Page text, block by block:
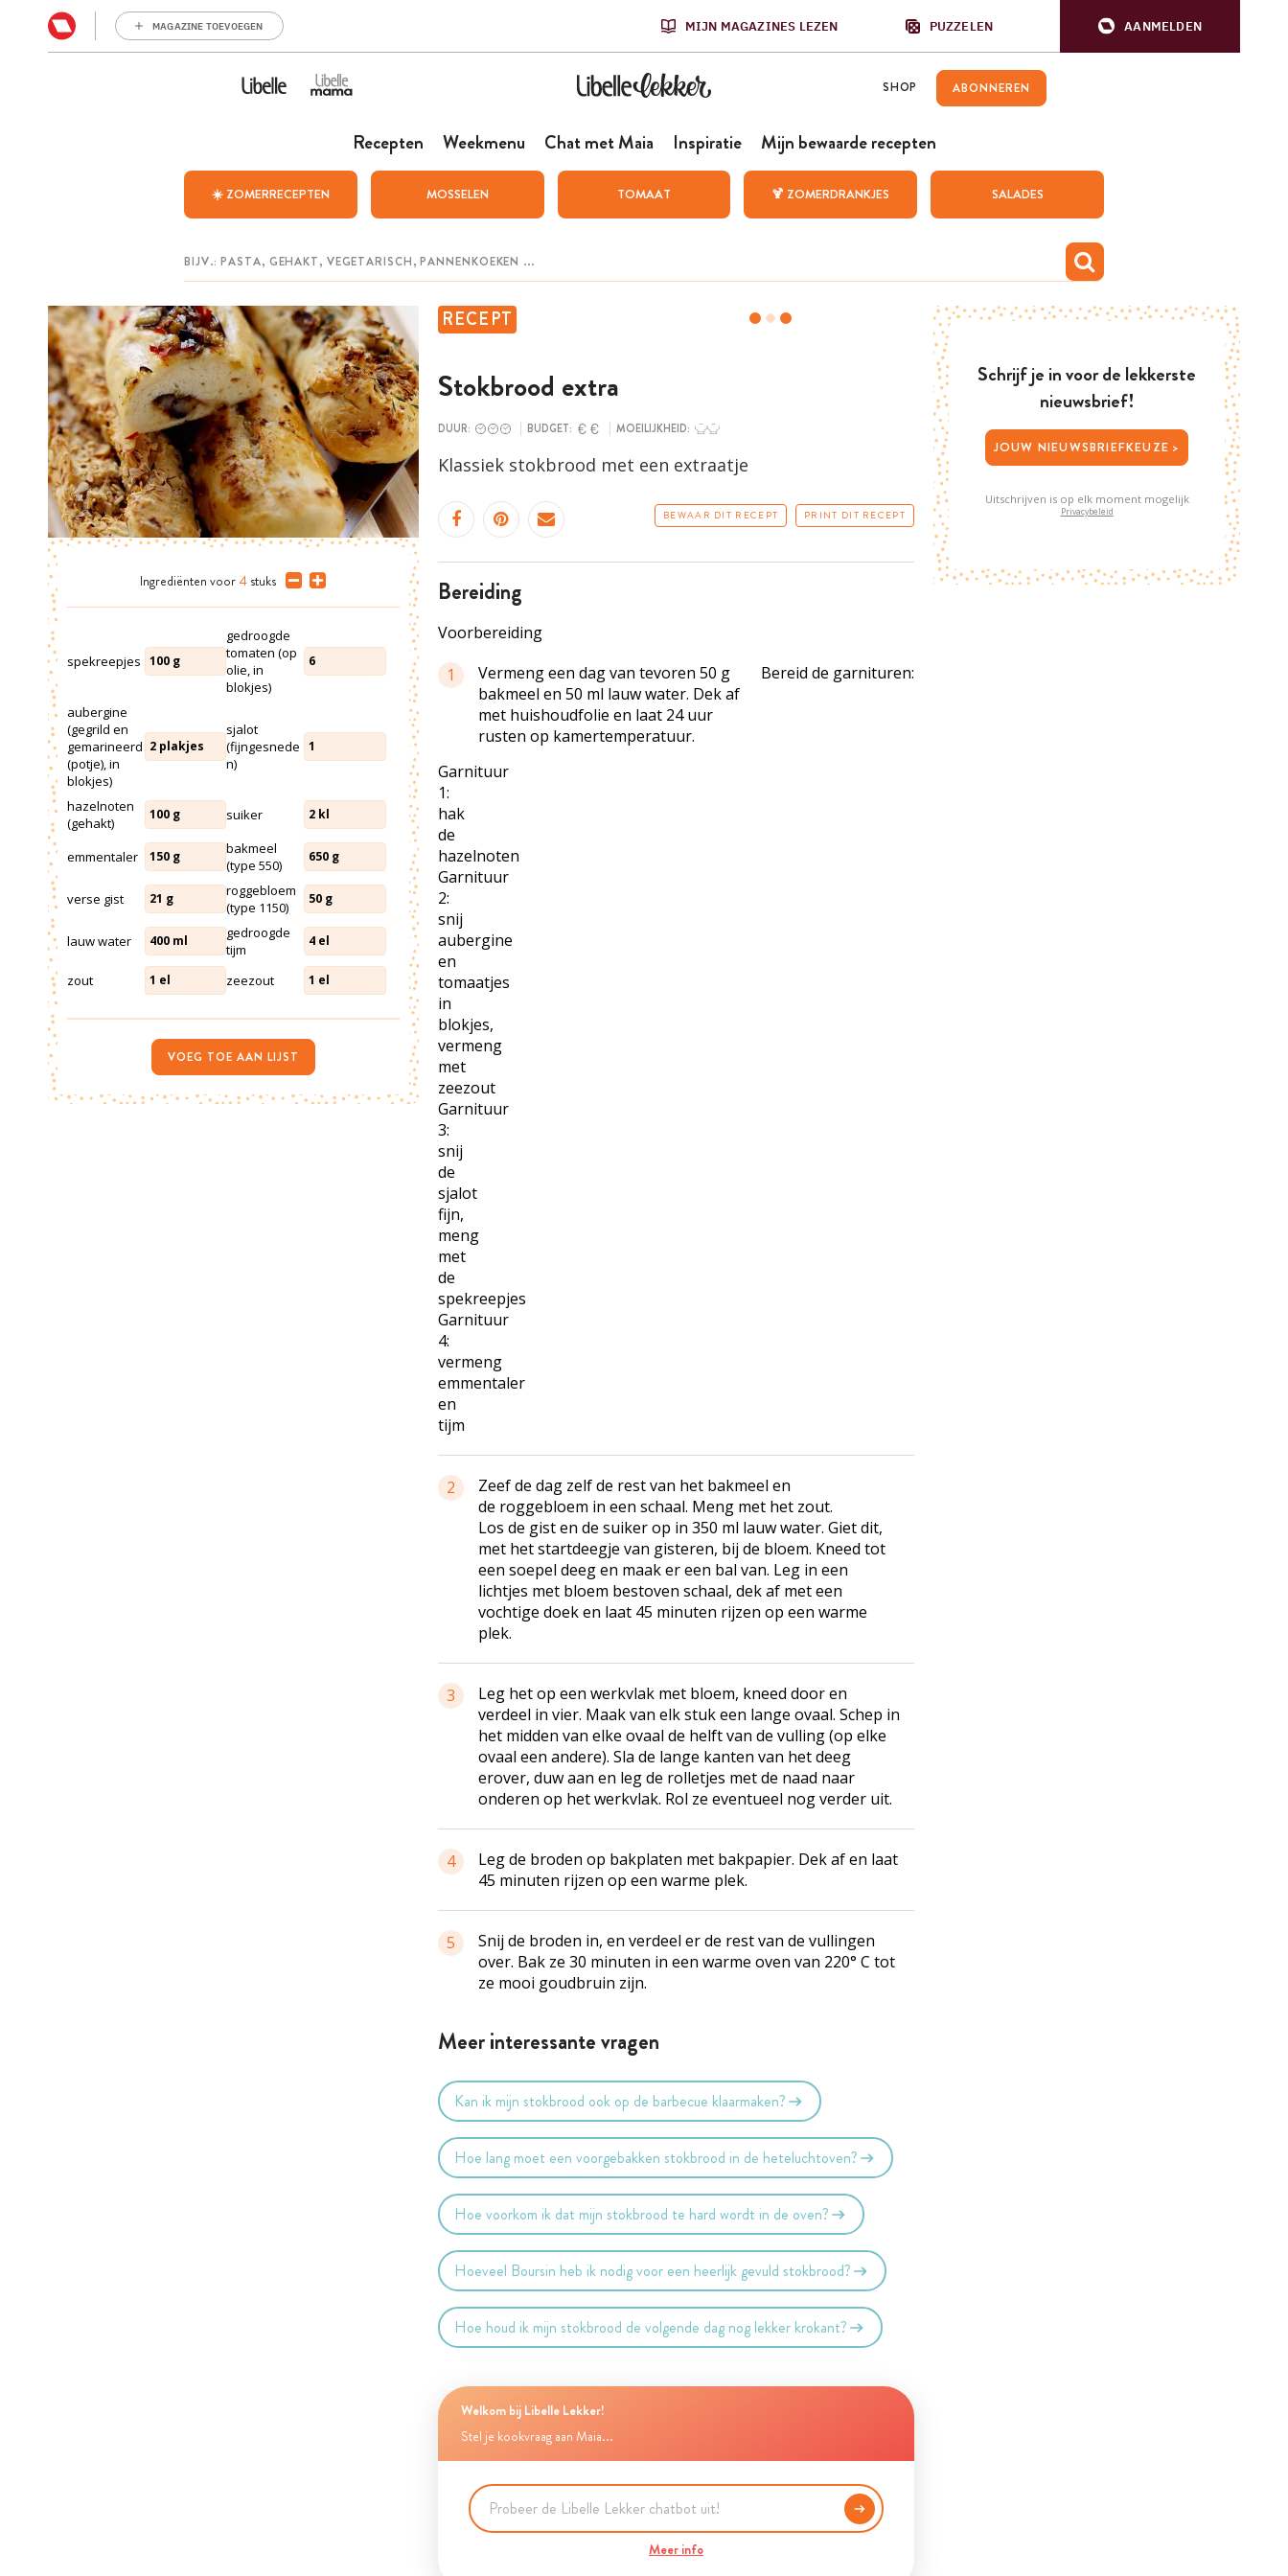
MAGAZINE TOEVOEGEN MIJN MAGAZINES LEZEN PUZZELEN AANMELDEN
SHOP ABONNEREN
Recepten Weekmenu Chat met Maia Inspiratie Mijn bewaarde recepten
☀️ ZOMERRECEPTEN MOSSELEN TOMAAT 🍹 ZOMERDRANKJES SALADES
RECEPT
Stokbrood extra
DUUR: BUDGET: MOEILIJKHEID:
Klassiek stokbrood met een extraatje
BEWAAR DIT RECEPT PRINT DIT RECEPT
bereiding
Voorbereiding
1
Vermeng een dag van tevoren 50 g
bakmeel en 50 ml lauw water. Dek af
met huishoudfolie en laat 24 uur
rusten op kamertemperatuur.
Bereid de garnituren:
Garnituur
1:
hak
de
hazelnoten
Garnituur
2:
snij
aubergine
en
tomaatjes
in
blokjes,
vermeng
met
zeezout
Garnituur
3:
snij
de
sjalot
fijn,
meng
met
de
spekreepjes
Garnituur
4:
vermeng
emmentaler
en
tijm
2
Zeef de dag zelf de rest van het bakmeel en
de roggebloem in een schaal. Meng met het zout.
Los de gist en de suiker op in 350 ml lauw water. Giet dit,
met het startdeegje van gisteren, bij de bloem. Kneed tot
een soepel deeg en maak er een bal van. Leg in een
lichtjes met bloem bestoven schaal, dek af met een
vochtige doek en laat 45 minuten rijzen op een warme
plek.
3
Leg het op een werkvlak met bloem, kneed door en
verdeel in vier. Maak van elk stuk een lange ovaal. Schep in
het midden van elke ovaal de helft van de vulling (op elke
ovaal een andere). Sla de lange kanten van het deeg
erover, duw aan en leg de rolletjes met de naad naar
onderen op het werkvlak. Rol ze eventueel nog verder uit.
4
Leg de broden op bakplaten met bakpapier. Dek af en laat
45 minuten rijzen op een warme plek.
5
Snij de broden in, en verdeel er de rest van de vullingen
over. Bak ze 30 minuten in een warme oven van 220° C tot
ze mooi goudbruin zijn.
Meer interessante vragen
Kan ik mijn stokbrood ook op de barbecue klaarmaken?
Hoe lang moet een voorgebakken stokbrood in de heteluchtoven?
Hoe voorkom ik dat mijn stokbrood te hard wordt in de oven?
Hoeveel Boursin heb ik nodig voor een heerlijk gevuld stokbrood?
Hoe houd ik mijn stokbrood de volgende dag nog lekker krokant?
Welkom bij Libelle Lekker!
Stel je kookvraag aan Maia...
Meer info
Ingrediënten voor 4 stuks
spekreepjes 100 g
gedroogde
tomaten (op
olie, in
blokjes)
6
aubergine
(gegrild en
gemarineerd
(potje), in
blokjes)
2 plakjes
sjalot
(fijngesnede
n)
1
hazelnoten
(gehakt)
100 g suiker 2 kl
emmentaler 150 g
bakmeel
(type 550)
650 g
verse gist 21 g
roggebloem
(type 1150)
50 g
lauw water 400 ml
gedroogde
tijm
4 el
zout 1 el zeezout 1 el
VOEG TOE AAN LIJST
Schrijf je in voor de lekkerste
nieuwsbrief!
JOUW NIEUWSBRIEFKEUZE >
Uitschrijven is op elk moment mogelijk
Privacybeleid